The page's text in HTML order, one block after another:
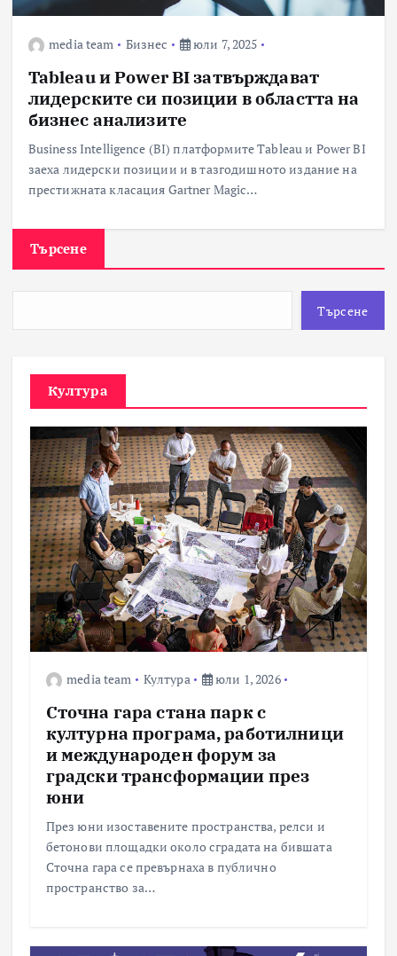
media team Бизнес юли 7, 2025
Tableau и Power BI затвърждават
лидерските си позиции в областта на
бизнес анализите
Business Intelligence (BI) платформите Tableau и Power BI
заеха лидерски позиции и в тазгодишното издание на
престижната класация Gartner Magic…
Търсене
Търсене
Култура
media team Култура юли 1, 2026
Сточна гара стана парк с
културна програма, работилници
и международен форум за
градски трансформации през
юни
През юни изоставените пространства, релси и
бетонови площадки около сградата на бившата
Сточна гара се превърнаха в публично
пространство за…